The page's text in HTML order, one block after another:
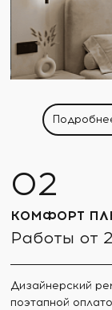
КОМФОРТ
Работы от
Дизайнерский
поэтапной